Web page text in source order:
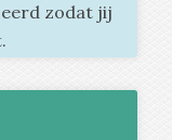
zodat jij